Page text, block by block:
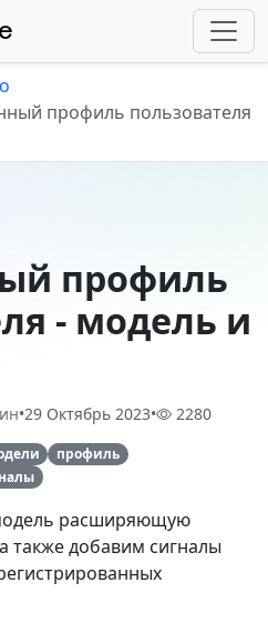
профиль пользователя
профиль
- модель и
•29 Октябрь 2023• 2280
профиль
расширяющую
также добавим сигналы